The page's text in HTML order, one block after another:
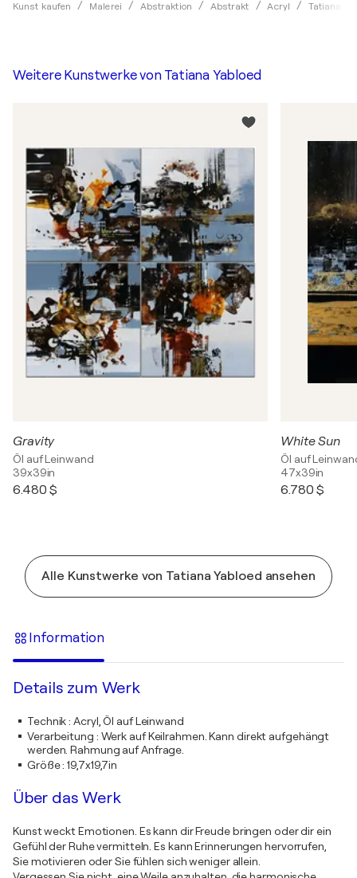
Kunst kaufen Malerei Abstraktion Abstrakt Acryl Tatiana
Weitere Kunstwerke von Tatiana Yabloed
Gravity
Öl auf Leinwand
39x39in
6.480 $
White Sun
Öl auf
47x39in
6.780 $
Alle Kunstwerke von Tatiana Yabloed ansehen
Information
Details zum Werk
Technik:Acryl, Öl auf Leinwand
Verarbeitung : Werk auf Keilrahmen. Kann direkt aufgehängt
werden. Rahmung auf Anfrage.
Größe:19,7x19,7in
Über das Werk
Kunst weckt Emotionen. Es kann dir Freude bringen oder dir ein
Gefühl der Ruhe vermitteln. Es kann Erinnerungen hervorrufen,
Sie motivieren oder Sie fühlen sich weniger allein.